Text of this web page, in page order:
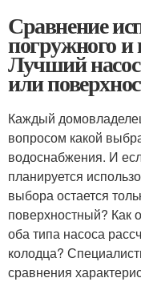
Сравнение
погружного и
Лучший
или
Каждый
вопросом какой
водоснабжения. И
планируется
выбора остается
поверхностный? Как
оба типа насоса
колодца?
сравнения